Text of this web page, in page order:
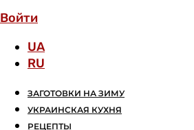
Войти
UA
RU
ЗАГОТОВКИ НА ЗИМУ
УКРАИНСКАЯ КУХНЯ
РЕЦЕПТЫ